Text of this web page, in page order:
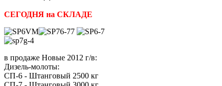
СЕГОДНЯ на СКЛАДЕ
в продаже Новые 2012 г/в:
Дизель-молоты:
СП-6 - Штанговый 2500 кг